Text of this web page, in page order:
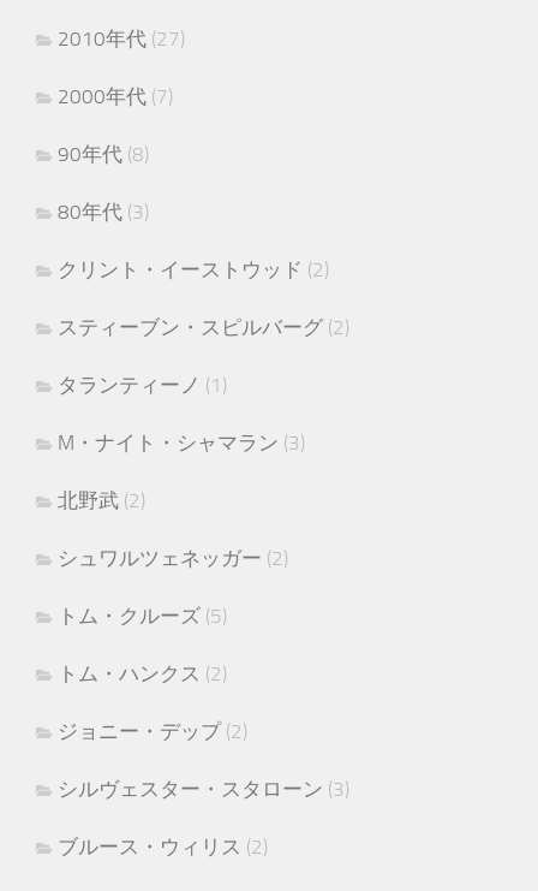
2010年代 (27)
2000年代 (7)
90年代 (8)
80年代 (3)
クリント・イーストウッド (2)
スティーブン・スピルバーグ (2)
タランティーノ (1)
M・ナイト・シャマラン (3)
北野武 (2)
シュワルツェネッガー (2)
トム・クルーズ (5)
トム・ハンクス (2)
ジョニー・デップ(2)
シルヴェスター・スタローン (3)
ブルース・ウィリス (2)